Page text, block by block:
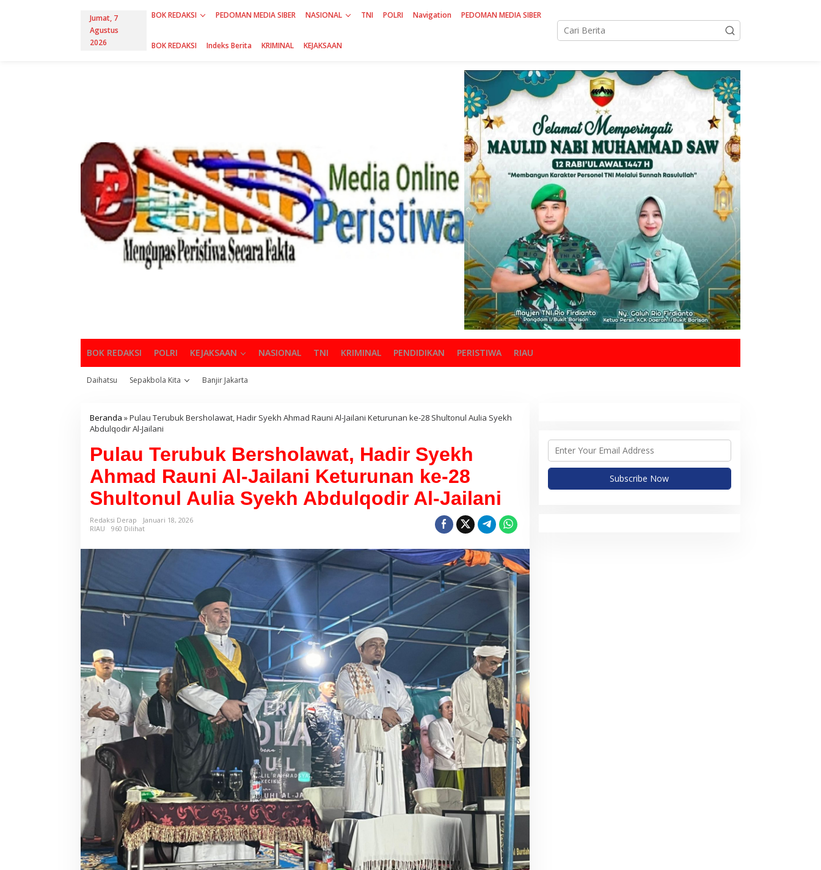
Jumat, 7
Agustus
2026
BOK REDAKSI PEDOMAN MEDIA SIBER NASIONAL TNI POLRI Navigation PEDOMAN MEDIA SIBER
BOK REDAKSI Indeks Berita KRIMINAL KEJAKSAAN
BOK REDAKSI POLRI KEJAKSAAN NASIONAL TNI KRIMINAL PENDIDIKAN PERISTIWA RIAU
Daihatsu Sepakbola Kita Banjir Jakarta
Beranda »Pulau Terubuk Bersholawat, Hadir Syekh Ahmad Rauni Al-Jailani Keturunan ke-28 Shultonul Aulia Syekh
Abdulqodir Al-Jailani
Pulau Terubuk Bersholawat, Hadir Syekh
Ahmad Rauni Al-Jailani Keturunan ke-28
Shultonul Aulia Syekh Abdulqodir Al-Jailani
Redaksi Derap
Januari 18, 2026
RIAU
960 Dilihat